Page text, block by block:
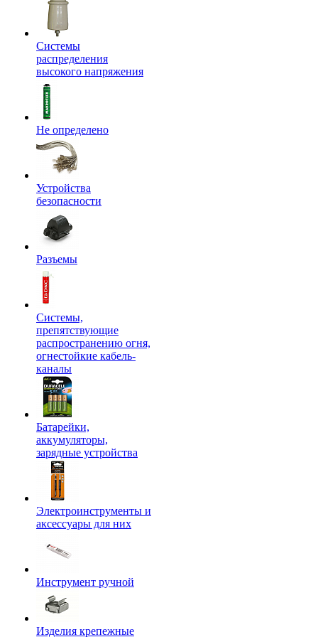
Системы
распределения
высокого напряжения
Не определено
Устройства
безопасности
Разъемы
Системы,
препятствующие
распространению огня,
огнестойкие кабель-
каналы
Батарейки,
аккумуляторы,
зарядные устройства
Электроинструменты и
аксессуары для них
Инструмент ручной
Изделия крепежные